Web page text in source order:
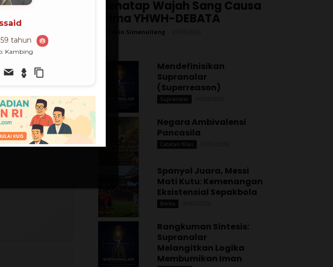
Menatap Wajah Sang Causa
Prima YHWH-DEBATA
Ch Robin Simanullang
Mendefinisikan
Supranalar
(Superreason)
Supranalar
Negara Ambivalensi
Pancasila
Catatan Kilas
Spanyol Juara, Messi
Mati Kutu: Kemenangan
Eksistensial Sepakbola
Berita
Rangkuman Sintesis:
Supranalar
Melangitkan Logika
Membumikan Iman